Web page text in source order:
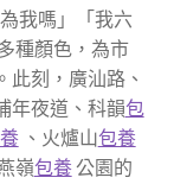
我嗎」「我六
種顏色，為市
此刻，廣汕路、
年夜道、科韻包
、火爐山包養
嶺包養公園的